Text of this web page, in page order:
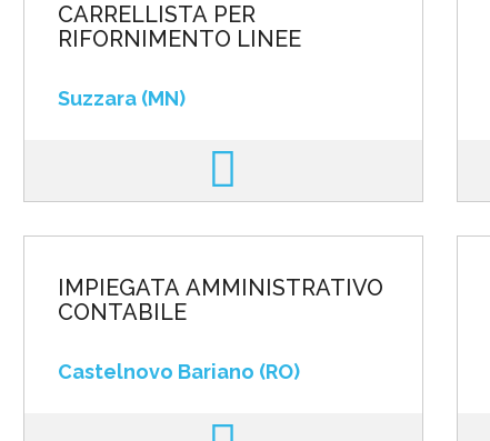
CARRELLISTA PER
RIFORNIMENTO LINEE
Suzzara (MN)
IMPIEGATA AMMINISTRATIVO
CONTABILE
Castelnovo Bariano (RO)